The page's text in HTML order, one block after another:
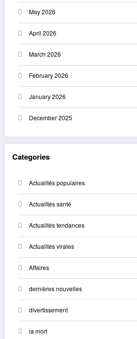
May 2026
April 2026
March 2026
February 2026
January 2026
December 2025
Categories
Actualités populaires
Actualités santé
Actualités tendances
Actualités virales
Affaires
dernières nouvelles
divertissement
la mort